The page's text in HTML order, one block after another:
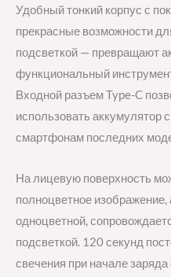
Удобный тонкий корпус с
прекрасные возможности
подсветкой — превращают
функциональный
Входной разъем Type-C
использовать аккумулятор
смартфонам последних
На лицевую поверхность
полноцветное изображение,
одноцветной,
подсветкой. 120 секунд
свечения при начале